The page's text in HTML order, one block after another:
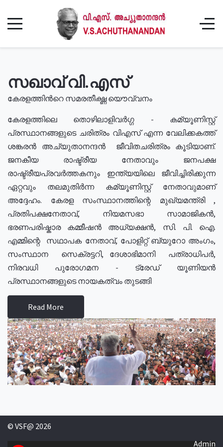
സഖാവ് വി.എസ്
കേരളത്തിൻറെ സമരതീക്ഷ്ണ യൌവ്വനം
കേരളത്തിലെ തൊഴിലാളിവർഗ്ഗ - കമ്യൂണിസ്റ്റ്
പ്രസ്ഥാനങ്ങളുടെ ചരിത്രം വിഎസ് എന്ന വേലിക്കകത്ത്
ശങ്കരൻ അച്യുതാനന്ദൻ ജീവിതചരിത്രം കൂടിയാണ്.
ജനകീയ രാഷ്ട്രീയ നേതാവും ജനപക്ഷ
രാഷ്ട്രീയപ്രവർത്തകനും ഇന്ത്യയിലെ ജീവിച്ചിരിക്കുന്ന
ഏറ്റവും തലമുതിർന്ന കമ്യൂണിസ്റ്റ് നേതാവുമാണ്
അദ്ദേഹം. കേരള സംസ്ഥാനത്തിന്റെ മുഖ്യമന്ത്രി ,
പ്രതിപക്ഷനേതാവ്, നിയമസഭാ സാമാജികൻ,
ഭരണപരിഷ്കാര കമ്മീഷൻ അധ്യക്ഷൻ, സി. പി. ഐ.
എമ്മിന്റെ സഥാപക നേതാവ്, പോളിറ്റ് ബ്യുറോ അംഗം,
സംസ്ഥാന സെക്രട്ടറി, ദേശാഭിമാനി പത്രാധിപർ,
നിരവധി പുരോഗമന - ട്രേഡ് യൂണിയൻ
പ്രസ്ഥാനങ്ങളുടെ നായകത്വം തുടങ്ങി
Read More
© VSF@ 2026
Admin